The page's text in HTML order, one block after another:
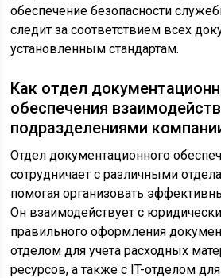
обеспечение безопасности
следит за соответствием всех
установленным стандартам.
Как отдел
обеспечения
подразделениями
Отдел документационного
сотрудничает с различными
помогая организовать
Он взаимодействует с
правильного оформления
отделом для учета расходных
ресурсов, а также с IT-отделом